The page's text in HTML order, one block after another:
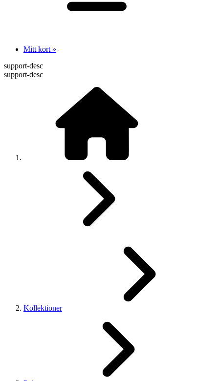
Mitt kort »
support-desc
support-desc
Kollektioner